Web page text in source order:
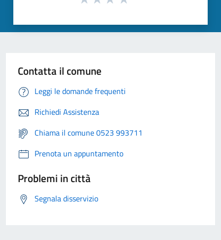
Contatta il comune
Leggi le domande frequenti
Richiedi Assistenza
Chiama il comune 0523 993711
Prenota un appuntamento
Problemi in città
Segnala disservizio